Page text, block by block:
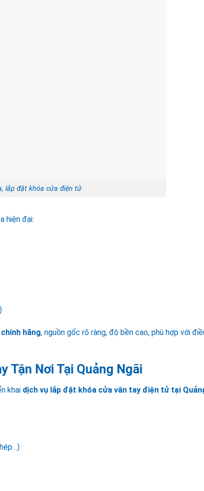
lắp đặt khóa cửa điện tử
hiện đại:
chính hãng, nguồn gốc rõ ràng, độ bền cao, phù hợp với
Tận Nơi Tại Quảng Ngãi
khai dịch vụ lắp đặt khóa cửa vân tay điện tử tại